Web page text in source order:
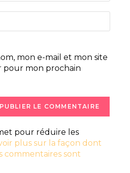
mon e-mail et mon site
pour mon prochain
pour réduire les
plus sur la façon dont
commentaires sont